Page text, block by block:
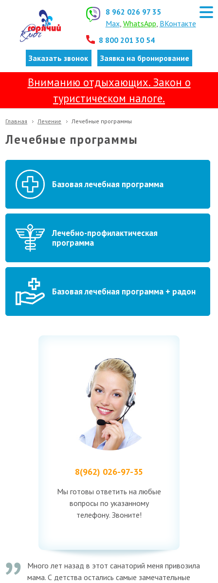
8 962 026 97 35
Max, WhatsApp, ВКонтакте
8 800 201 30 54
Заказать звонок
Заявка на бронирование
Вниманию отдыхающих. Закон о
туристическом налоге.
Главная Лечение Лечебные программы
Лечебные программы
Базовая лечебная программа
Лечебно-профилактическая
программа
Базовая лечебная программа + радон
8(962) 026-97-35
Мы готовы ответить на любые
вопросы по указанному
телефону. Звоните!
Много лет назад в этот санаторий меня привозила
мама. С детства остались самые замечательные